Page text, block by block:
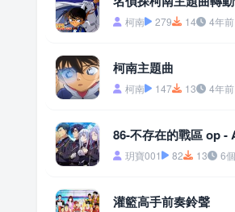
柯南 279 14 4年前
柯南主題曲
柯南 147 13 4年前
86-不存在的戰區 op -
玥寶001 82 13 6
灌籃高手前奏鈴聲